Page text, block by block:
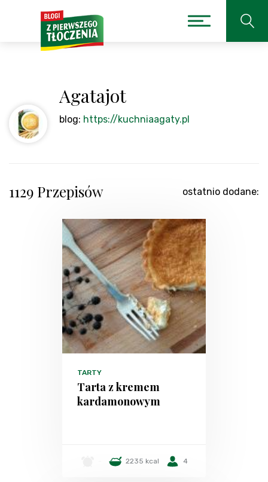
Agatajot
blog: https://kuchniaagaty.pl
1129 Przepisów ostatnio dodane:
TARTY
Tarta z kremem
kardamonowym
2235 kcal 4